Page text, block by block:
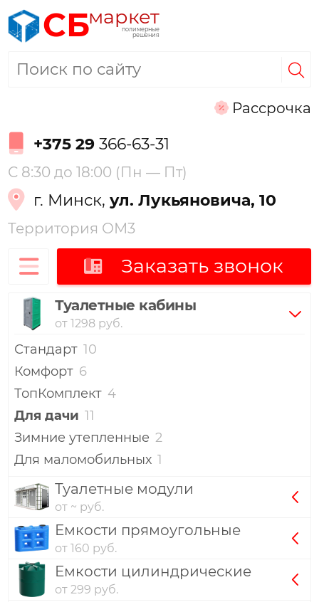
СБмаркет
полимерные
решения
Рассрочка
+375 29 366-63-31
С 8:30 до 18:00 (Пн — Пт)
г. Минск,ул. Лукьяновича, 10
Территория ОМ3
Заказать звонок
Туалетные кабины
от 1298 руб.
Стандарт 10
Комфорт 6
ТопКомплект 4
Для дачи 11
Зимние утепленные 2
Для маломобильных 1
Туалетные модули
от ~ руб.
Емкости прямоугольные
от 160 руб.
Емкости цилиндрические
от 299 руб.